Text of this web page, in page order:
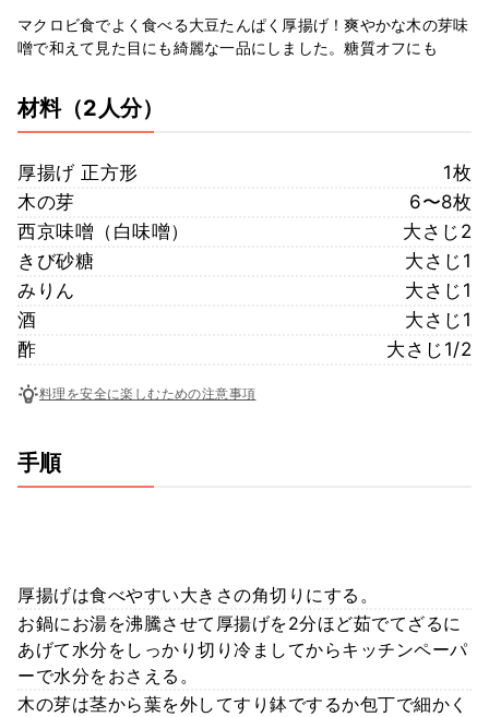
マクロビ食でよく食べる大豆たんぱく厚揚げ！爽やかな木の芽味
噌で和えて見た目にも綺麗な一品にしました。糖質オフにも
材料（2人分）
厚揚げ 正方形
1枚
木の芽
6〜8枚
西京味噌（白味噌）
大さじ2
きび砂糖
大さじ1
みりん
大さじ1
酒
大さじ1
酢
大さじ1/2
料理を安全に楽しむための注意事項
手順
厚揚げは食べやすい大きさの角切りにする。
お鍋にお湯を沸騰させて厚揚げを2分ほど茹でてざるに
あげて水分をしっかり切り冷ましてからキッチンペーパ
ーで水分をおさえる。
木の芽は茎から葉を外してすり鉢でするか包丁で細かく